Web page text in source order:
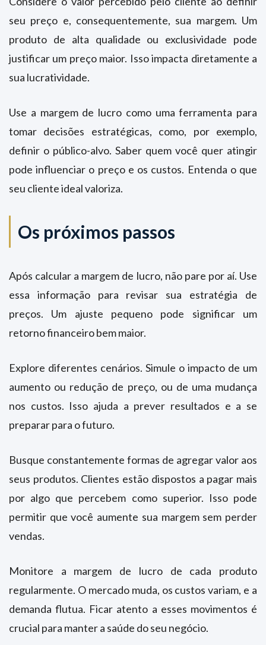
seu preço e, consequentemente, sua margem. Um
produto de alta qualidade ou exclusividade pode
justificar um preço maior. Isso impacta diretamente a
sua lucratividade.
Use a margem de lucro como uma ferramenta para
tomar decisões estratégicas, como, por exemplo,
definir o público-alvo. Saber quem você quer atingir
pode influenciar o preço e os custos. Entenda o que
seu cliente ideal valoriza.
Os próximos passos
Após calcular a margem de lucro, não pare por aí. Use
essa informação para revisar sua estratégia de
preços. Um ajuste pequeno pode significar um
retorno financeiro bem maior.
Explore diferentes cenários. Simule o impacto de um
aumento ou redução de preço, ou de uma mudança
nos custos. Isso ajuda a prever resultados e a se
preparar para o futuro.
Busque constantemente formas de agregar valor aos
seus produtos. Clientes estão dispostos a pagar mais
por algo que percebem como superior. Isso pode
permitir que você aumente sua margem sem perder
vendas.
Monitore a margem de lucro de cada produto
regularmente. O mercado muda, os custos variam, e a
demanda flutua. Ficar atento a esses movimentos é
crucial para manter a saúde do seu negócio.